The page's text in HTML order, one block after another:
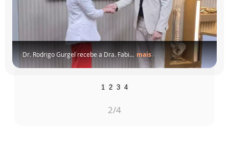
Dr. Rodrigo Gurgel recebe a Dra. Fabi... mais
1 2 3 4
2/4